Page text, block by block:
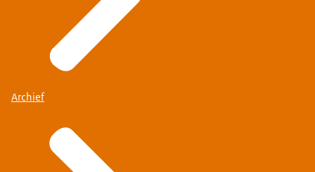
Archief